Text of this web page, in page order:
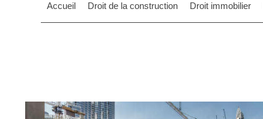
Accueil Droit de la construction Droit immobilier